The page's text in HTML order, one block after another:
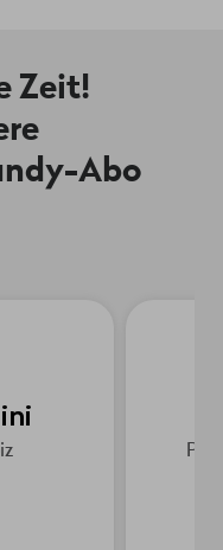
Zeit!
Abo